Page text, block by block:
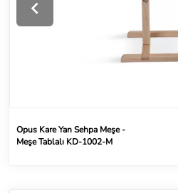
Opus Kare Yan Sehpa Meşe -
Meşe Tablalı KD-1002-M